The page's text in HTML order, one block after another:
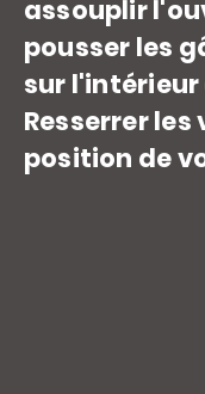
assouplir
pousser les
sur
Resserrer les
position de